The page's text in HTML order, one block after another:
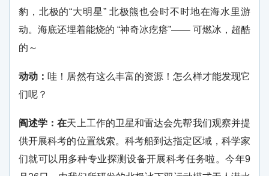
豹，北极的“大明星” 北极熊也会时不时地在海水里游
动。海底还埋着能烧的 “神奇冰疙瘩”—— 可燃冰，超酷
的～
动动： 哇！居然有这么丰富的资源！怎么样才能发现它
们呢？
阎述学：在天上工作的卫星和雷达会先帮我们观察并提
供开展科考的位置线索。科考船到达指定区域，科学家
们就可以用多种专业探测设备开展科考任务啦。今年9